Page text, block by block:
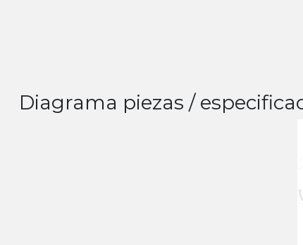
Diagrama piezas /